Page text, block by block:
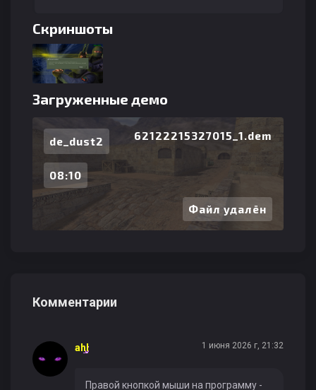
Скриншоты
Загруженные демо
62122215327015_1.dem
de_dust2
08:10
Файл удалён
Комментарии
ahl 1 июня 2026 г, 21:32
Правой кнопкой мыши на программу -